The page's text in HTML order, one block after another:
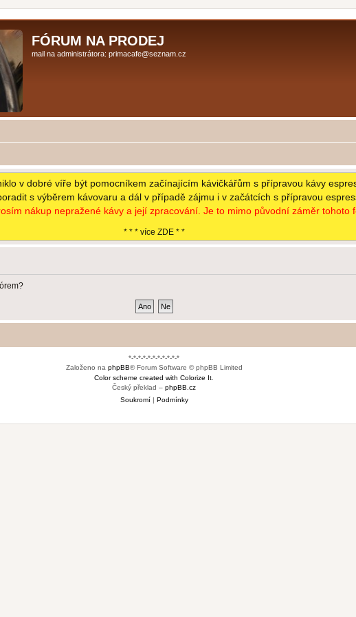
FÓRUM NA PRODEJ
mail na administrátora: primacafe@seznam.cz
v dobré víře být pomocníkem začínajícím kávičkářům s přípravou kávy
s výběrem kávovaru a dál v případě zájmu i v začátcích s přípravou
nákup nepražené kávy a její zpracování. Je to mimo původní záměr tohoto
* * * více ZDE * *
*-*-*-*-*-*-*-*-*-*-*
Založeno na phpBB® Forum Software © phpBB Limited
Color scheme created with Colorize It
Český překlad – phpBB.cz
Soukromí| Podmínky